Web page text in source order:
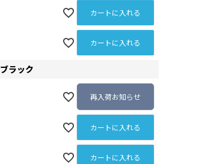
カートに入れる
カートに入れる
ブラック
再入荷お知らせ
カートに入れる
カートに入れる